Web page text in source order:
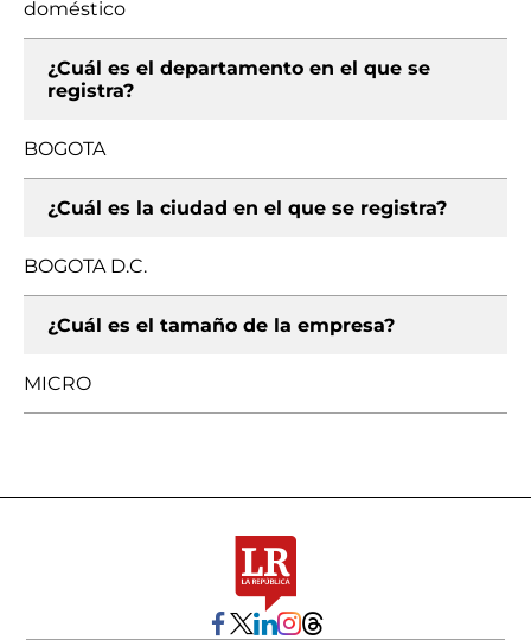
doméstico
¿Cuál es el departamento en el que se
registra?
BOGOTA
¿Cuál es la ciudad en el que se registra?
BOGOTA D.C.
¿Cuál es el tamaño de la empresa?
MICRO